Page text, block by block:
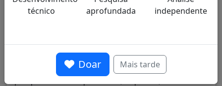
humano, bruto e sem ligação com o Criador, terá a
vida moral cristã e tornam o homem dócil a seguir,
num segundo momento, as inspirações do Espírito
Santo. Portanto, nada é jamais ganho de antemão
técnico
aprofundada
independente
Doar Mais tarde